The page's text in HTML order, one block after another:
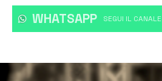
WHATSAPP ‎SEGUI IL CANALE